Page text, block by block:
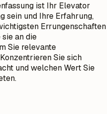
ist Ihr Elevator
sein und Ihre Erfahrung,
Errungenschaften
sie an die
Sie relevante
Sie sich
und welchen Wert Sie